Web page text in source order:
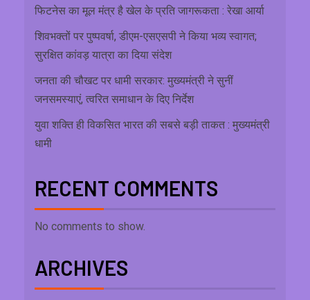
फिटनेस का मूल मंत्र है खेल के प्रति जागरूकता : रेखा आर्या
शिवभक्तों पर पुष्पवर्षा, डीएम-एसएसपी ने किया भव्य स्वागत;
सुरक्षित कांवड़ यात्रा का दिया संदेश
जनता की चौखट पर धामी सरकार: मुख्यमंत्री ने सुनीं
जनसमस्याएं, त्वरित समाधान के दिए निर्देश
युवा शक्ति ही विकसित भारत की सबसे बड़ी ताकत : मुख्यमंत्री
धामी
RECENT COMMENTS
No comments to show.
ARCHIVES